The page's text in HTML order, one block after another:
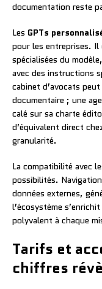
documentation reste
Les GPTs
pour les entreprises. Il
spécialisées du
avec des instructions
cabinet d’avocats
documentaire ; une
calé sur sa charte
d’équivalent direct
granularité.
La compatibilité avec
possibilités.
données externes,
l’écosystème
polyvalent à chaque
Tarifs et
chiffres